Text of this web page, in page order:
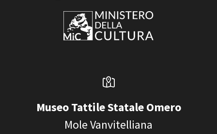
Museo Tattile Statale Omero
Mole Vanvitelliana